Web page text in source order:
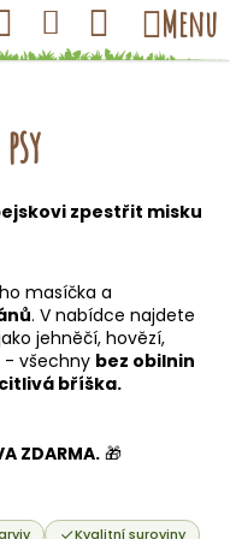
Hledat Přihlášení
Nákupní
košík
Menu
zpestřit misku
masíčka a
. V nabídce najdete
jehněčí, hovězí,
- všechny bez obilnin
bříška.
ZDARMA. 🎁
Kvalitní suroviny